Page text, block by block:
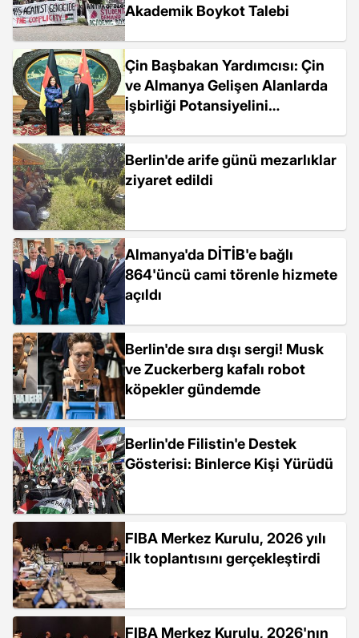
Akademik Boykot Talebi
Çin Başbakan Yardımcısı: Çin
ve Almanya Gelişen Alanlarda
İşbirliği Potansiyelini
Berlin'de arife günü mezarlıklar
ziyaret edildi
Almanya'da DİTİB'e bağlı
864'üncü cami törenle hizmete
açıldı
Berlin'de sıra dışı sergi! Musk
ve Zuckerberg kafalı robot
köpekler gündemde
Berlin'de Filistin'e Destek
Gösterisi: Binlerce Kişi Yürüdü
FIBA Merkez Kurulu, 2026 yılı
ilk toplantısını gerçekleştirdi
FIBA Merkez Kurulu, 2026'nın